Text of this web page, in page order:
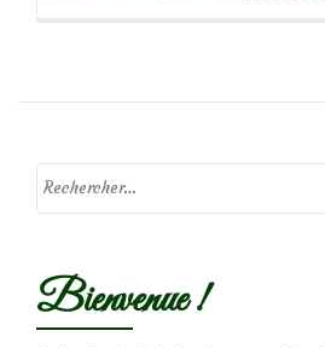
Bienvenue !